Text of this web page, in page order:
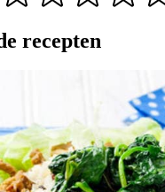
recepten